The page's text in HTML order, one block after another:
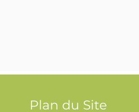
Plan du Site